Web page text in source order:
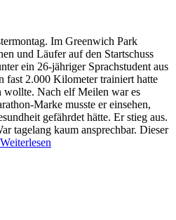
Im Greenwich Park
und Läufer auf den Startschuss
ein 26-jähriger Sprachstudent aus
fast 2.000 Kilometer trainiert hatte
wollte. Nach elf Meilen war es
Marke musste er einsehen,
gefährdet hätte. Er stieg aus.
tagelang kaum ansprechbar. Dieser
Weiterlesen